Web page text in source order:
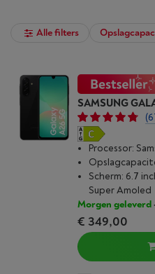
Alle filters
SAMSUNG
Processor:
Scherm: 6.7
Super Amoled
Morgen geleverd
€ 349,00